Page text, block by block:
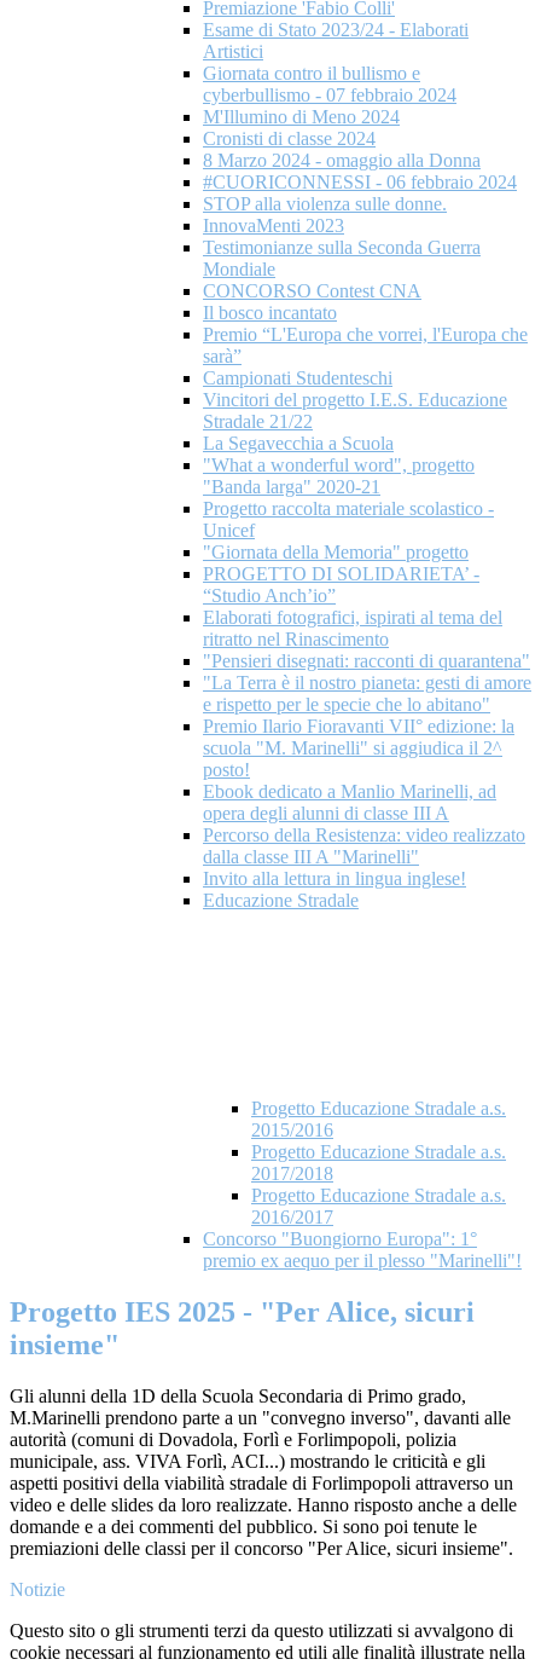
Premiazione 'Fabio Colli'
Esame di Stato 2023/24 - Elaborati
Artistici
Giornata contro il bullismo e
cyberbullismo - 07 febbraio 2024
M'Illumino di Meno 2024
Cronisti di classe 2024
8 Marzo 2024 - omaggio alla Donna
#CUORICONNESSI - 06 febbraio 2024
STOP alla violenza sulle donne.
InnovaMenti 2023
Testimonianze sulla Seconda Guerra
Mondiale
CONCORSO Contest CNA
Il bosco incantato
Premio “L'Europa che vorrei, l'Europa che
sarà”
Campionati Studenteschi
Vincitori del progetto I.E.S. Educazione
Stradale 21/22
La Segavecchia a Scuola
"What a wonderful word", progetto
"Banda larga" 2020-21
Progetto raccolta materiale scolastico -
Unicef
"Giornata della Memoria" progetto
PROGETTO DI SOLIDARIETA’ -
“Studio Anch’io”
Elaborati fotografici, ispirati al tema del
ritratto nel Rinascimento
"Pensieri disegnati: racconti di quarantena"
"La Terra è il nostro pianeta: gesti di amore
e rispetto per le specie che lo abitano"
Premio Ilario Fioravanti VII° edizione: la
scuola "M. Marinelli" si aggiudica il 2^
posto!
Ebook dedicato a Manlio Marinelli, ad
opera degli alunni di classe III A
Percorso della Resistenza: video realizzato
dalla classe III A "Marinelli"
Invito alla lettura in lingua inglese!
Educazione Stradale
Progetto Educazione Stradale a.s.
2015/2016
Progetto Educazione Stradale a.s.
2017/2018
Progetto Educazione Stradale a.s.
2016/2017
Concorso "Buongiorno Europa": 1°
premio ex aequo per il plesso "Marinelli"!
Progetto IES 2025 - "Per Alice, sicuri
insieme"
Gli alunni della 1D della Scuola Secondaria di Primo grado,
M.Marinelli prendono parte a un "convegno inverso", davanti alle
autorità (comuni di Dovadola, Forlì e Forlimpopoli, polizia
municipale, ass. VIVA Forlì, ACI...) mostrando le criticità e gli
aspetti positivi della viabilità stradale di Forlimpopoli attraverso un
video e delle slides da loro realizzate. Hanno risposto anche a delle
domande e a dei commenti del pubblico. Si sono poi tenute le
premiazioni delle classi per il concorso "Per Alice, sicuri insieme".
Notizie
Questo sito o gli strumenti terzi da questo utilizzati si avvalgono di
cookie necessari al funzionamento ed utili alle finalità illustrate nella